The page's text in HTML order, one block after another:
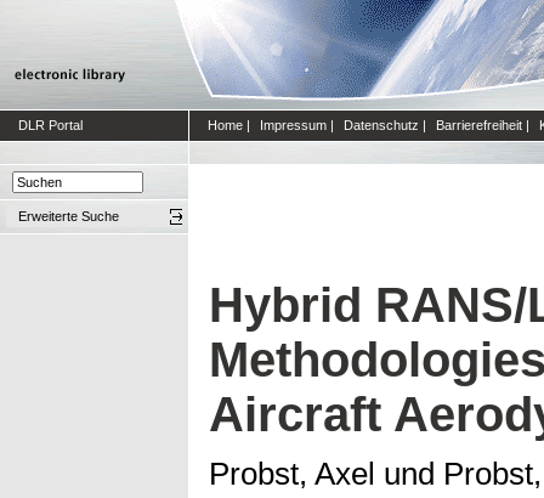
DLR Portal Home | Impressum | Datenschutz | Barrierefreiheit |
Erweiterte Suche
Hybrid RANS/
Aircraft
Probst, Axel und